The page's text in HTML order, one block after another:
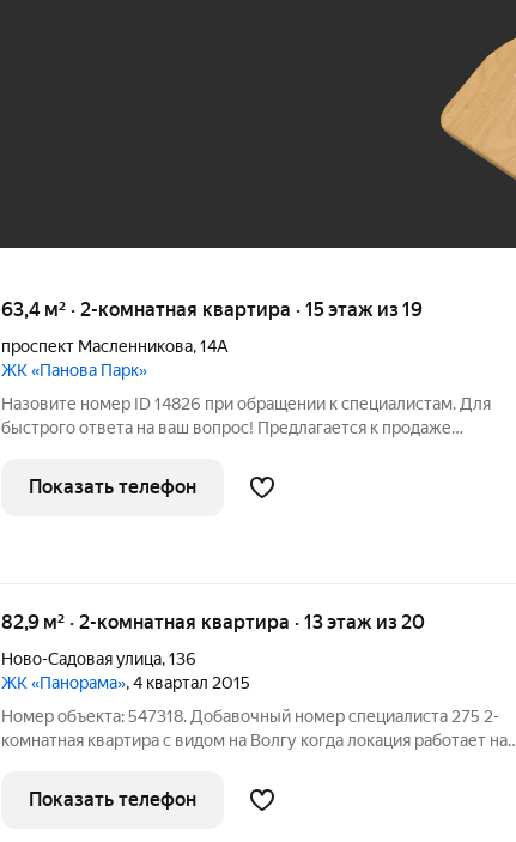
63,4 м² · 2-комнатная квартира · 15 этаж из 19
проспект Масленникова,14А
ЖК «Панова Парк»
Назовите номер ID 14826 при обращении к специалистам. Для
быстрого ответа на ваш вопрос! Предлагается к продаже
Парк. В квартире выполнен современный качественный ремонт.
Под плиткой теплые
Показать телефон
82,9 м² · 2-комнатная квартира · 13 этаж из 20
Ново-Садовая улица,136
ЖК «Панорама», 4 квартал 2015
Номер объекта: 547318. Добавочный номер специалиста 275 2-
комнатная квартира с видом на Волгу когда локация работает на
Квартира для тех, кто ценит пространство и понимает, что ремонт
лучше
Показать телефон